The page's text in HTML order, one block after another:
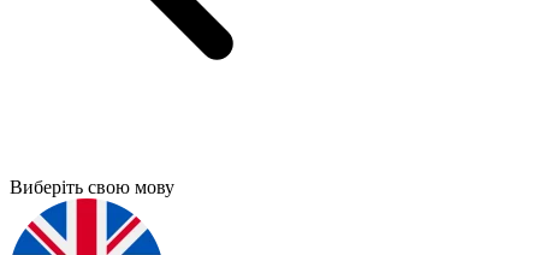
Виберіть свою мову